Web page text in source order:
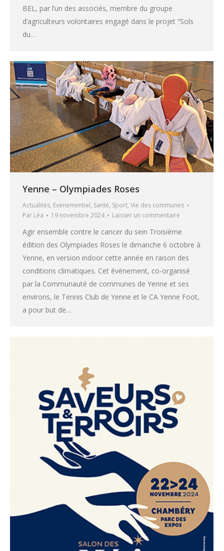
BEL, par l’un des associés, membre du groupe
d’agriculteurs volontaires engagé dans le projet “Sols
du…
Yenne – Olympiades Roses
Actualités, Evenementiel, Santé, Sport, Vie des communes
Par Léa 19 novembre 2024 Laisser un commentaire
Agir ensemble contre le cancer du sein Troisième
édition des Olympiades Roses le dimanche 6 octobre à
Yenne, en version indoor cette année en raison des
conditions climatiques. Cet évènement, co-organisé
par la Communauté de communes de Yenne et ses
environs, le Tennis Club de Yenne et le CA Yenne Foot,
a pour but de…